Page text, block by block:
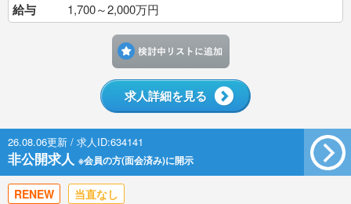
給与 1,700～2,000万円
求人詳細を見る
26.08.06更新 / 求人ID:634141
非公開求人 ※会員の方(面会済み)に開示
RENEW 当直なし